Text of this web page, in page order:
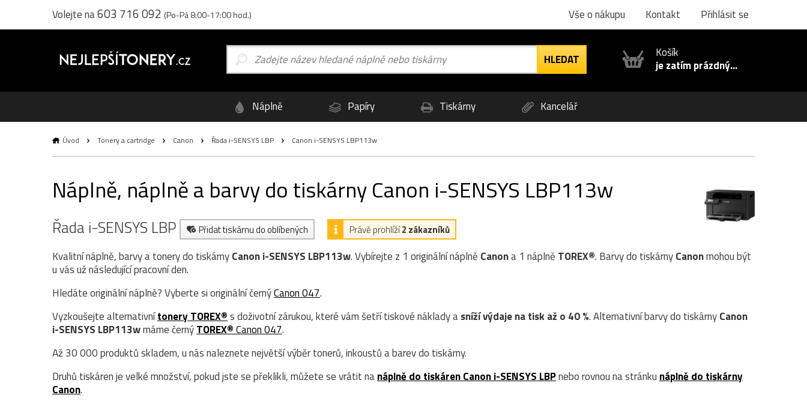
Volejte na603 716 092 (Po-Pá 8:00-17:00 hod.) Vše o nákupu Kontakt Přihlásit se
Košík
je zatím prázdný...
Náplně Papíry Tiskárny Kancelář
Úvod Tonery a cartridge Canon Řada i-SENSYS LBP Canon i-SENSYS LBP113w
Náplně, náplně a barvy do tiskárny Canon i-SENSYS LBP113w
Řada i-SENSYS LBP Přidat tiskárnu do oblíbených Právě prohlíží2 zákazníků
Kvalitní náplně, barvy a tonery do tiskárnyCanon i-SENSYS LBP113w. Vybírejte z 1 originální náplně Canona 1 náplně TOREX®. Barvy do tiskárnyCanonmohou být
u vás už následující pracovní den.
Hledáte originální náplně? Vyberte si originální černýCanon 047.
Vyzkoušejte alternativnítonery TOREX®s doživotní zárukou, které vám šetří tiskové náklady asníží výdaje na tisk až o 40 %. Alternativní barvy do tiskárnyCanon
i-SENSYS LBP113wmáme černýTOREX®Canon 047.
Až 30 000 produktů skladem, u nás naleznete největší výběr tonerů, inkoustů a barev do tiskárny.
Druhů tiskáren je velké množství, pokud jste se překlikli, můžete se vrátit nanáplně do tiskáren Canon i-SENSYS LBPnebo rovnou na stránku náplně do tiskárny
Canon.